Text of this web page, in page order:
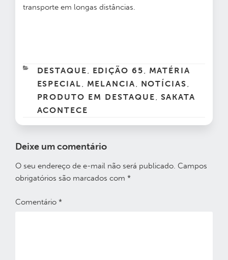
transporte em longas distâncias.
CATEGORIAS
DESTAQUE , EDIÇÃO 65 ,
MATÉRIA
ESPECIAL , MELANCIA , NOTÍCIAS ,
PRODUTO EM DESTAQUE , SAKATA
ACONTECE
Deixe um comentário
O seu endereço de e-mail não será publicado. Campos
obrigatórios são marcados com *
Comentário *